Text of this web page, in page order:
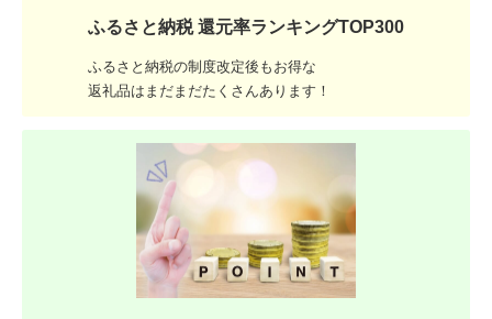
ふるさと納税 還元率ランキングTOP300
ふるさと納税の制度改定後もお得な
返礼品はまだまだたくさんあります！